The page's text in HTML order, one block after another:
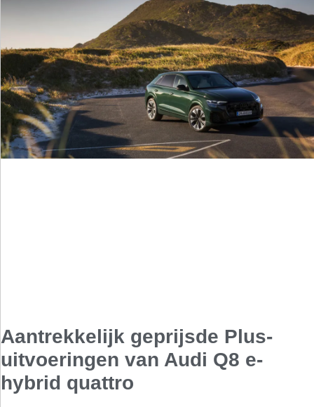
Aantrekkelijk geprijsde Plus-
uitvoeringen van Audi Q8 e-
hybrid quattro